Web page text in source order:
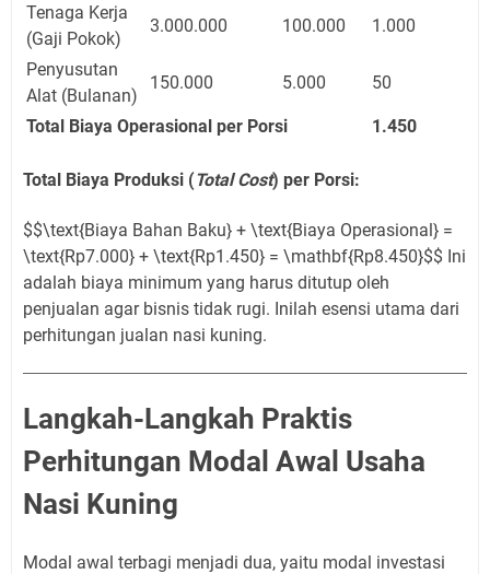
Tenaga Kerja
(Gaji Pokok)
3.000.000 100.000 1.000
Penyusutan
Alat (Bulanan)
150.000 5.000 50
Total Biaya Operasional per Porsi 1.450
Total Biaya Produksi (Total Cost) per Porsi:
$$\text{Biaya Bahan Baku} + \text{Biaya Operasional} =
\text{Rp7.000} + \text{Rp1.450} = \mathbf{Rp8.450}$$ Ini
adalah biaya minimum yang harus ditutup oleh
penjualan agar bisnis tidak rugi. Inilah esensi utama dari
perhitungan jualan nasi kuning.
Langkah-Langkah Praktis
Perhitungan Modal Awal Usaha
Nasi Kuning
Modal awal terbagi menjadi dua, yaitu modal investasi